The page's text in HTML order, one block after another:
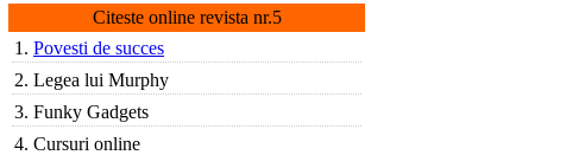
Citeste online revista nr.5
1. Povesti de succes
2. Legea lui Murphy
3. Funky Gadgets
4. Cursuri online